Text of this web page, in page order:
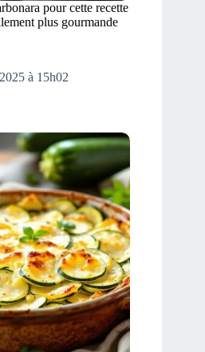
pour cette recette
plus gourmande
à 15h02